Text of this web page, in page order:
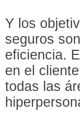
Y los
seguros
eficiencia.
en el
todas las